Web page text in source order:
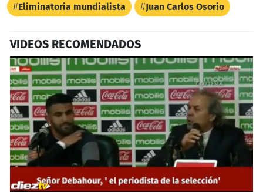
Eliminatoria mundialista Juan Carlos Osorio
VIDEOS RECOMENDADOS